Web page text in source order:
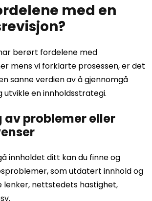
med en
berørt fordelene med
mens vi forklarte prosessen, er det
sanne verdien av å gjennomgå
utvikle en innholdsstrategi.
av problemer eller
innholdet ditt kan du finne og
som utdatert innhold og
lenker, nettstedets hastighet,